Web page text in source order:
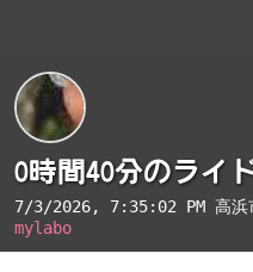
0時間40分のライ
7/3/2026, 7:35:02 PM 高
mylabo